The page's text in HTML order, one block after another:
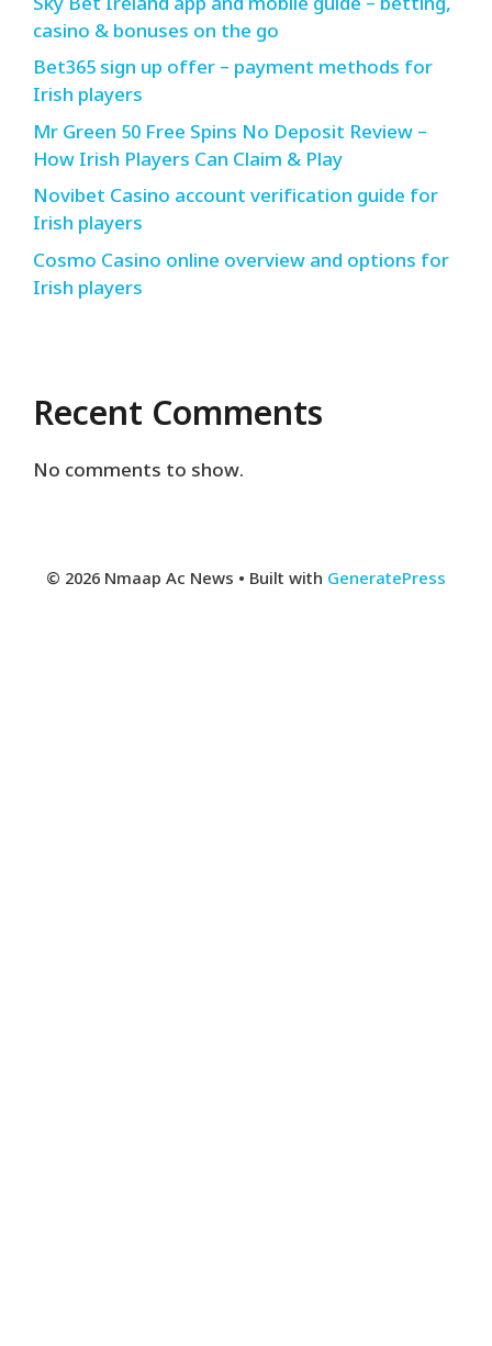
Sky Bet Ireland app and mobile guide – betting,
casino & bonuses on the go
Bet365 sign up offer – payment methods for
Irish players
Mr Green 50 Free Spins No Deposit Review –
How Irish Players Can Claim & Play
Novibet Casino account verification guide for
Irish players
Cosmo Casino online overview and options for
Irish players
Recent Comments
No comments to show.
© 2026 Nmaap Ac News • Built with GeneratePress